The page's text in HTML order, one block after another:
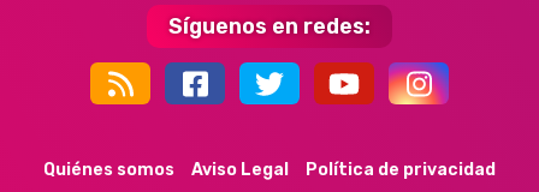
Síguenos en redes:
Quiénes somos Aviso Legal
Política de privacidad